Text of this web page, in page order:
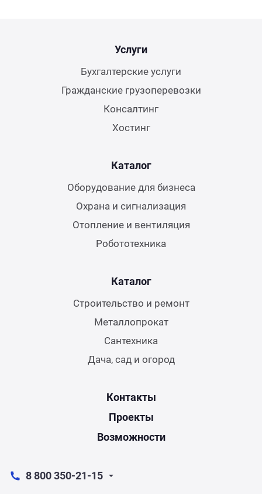
Услуги
Бухгалтерские услуги
Гражданские грузоперевозки
Консалтинг
Хостинг
Каталог
Оборудование для бизнеса
Охрана и сигнализация
Отопление и вентиляция
Робототехника
Каталог
Строительство и ремонт
Металлопрокат
Сантехника
Дача, сад и огород
Контакты
Проекты
Возможности
8 800 350-21-15